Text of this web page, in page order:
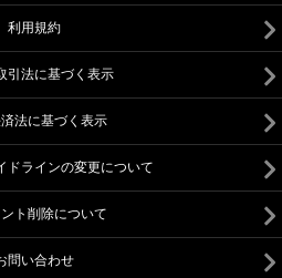
利用規約
引法に基づく表示
法に基づく表示
ドラインの変更について
ト削除について
問い合わせ